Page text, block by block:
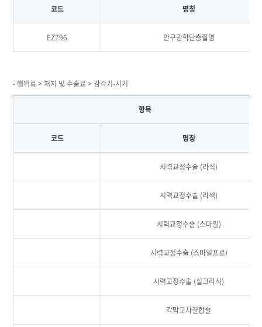
코드 명칭
EZ796 안구광학단층촬영
- 행위료 > 처치 및 수술료 > 감각기-시기
항목
코드 명칭
시력교정수술 (라식)
시력교정수술 (라섹)
시력교정수술 (스마일)
시력교정수술 (스마일프로)
시력교정수술 (실크라식)
각막교차결합술